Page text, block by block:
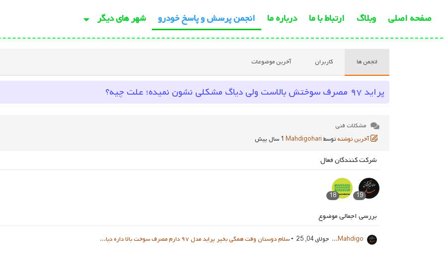
صفحه اصلی وبلاگ ارتباط با ما درباره ما انجمن پرسش و پاسخ خودرو شهر های دیگر
انجمن ها کاربران آخرین موضوعات
پراید ۹۷ مصرف سوختش بالاست ولی دیاگ مشکلی نشون نمیده؛ علت چیه؟
مشکلات فنی
آخرین نوشته توسط Mahdigohari 1 سال پیش
شرکت کنندگان فعال
19
18
بررسی اجمالی موضوع
Mahdigo... جولای 04, 25 • سلام دوستان وقت همگی بخیر پراید مدل ۹۷ دارم مصرف سوخت بالا داره دیا...